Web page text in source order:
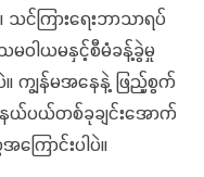
င်ကြားရေးဘာသာရပ်
ဝါယမနှင့်စီမံခန့်ခွဲမှု
ကျွန်မအနေနဲ့ ဖြည့်စွက်
ယ်ပယ်တစ်ခုချင်းအောက်
ြောင်းပါပဲ။